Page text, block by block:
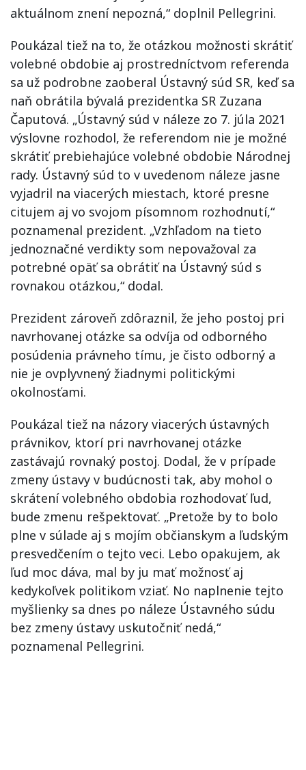
aktuálnom znení nepozná,“ doplnil Pellegrini.
Poukázal tiež na to, že otázkou možnosti skrátiť
volebné obdobie aj prostredníctvom referenda
sa už podrobne zaoberal Ústavný súd SR, keď sa
naň obrátila bývalá prezidentka SR Zuzana
Čaputová. „Ústavný súd v náleze zo 7. júla 2021
výslovne rozhodol, že referendom nie je možné
skrátiť prebiehajúce volebné obdobie Národnej
rady. Ústavný súd to v uvedenom náleze jasne
vyjadril na viacerých miestach, ktoré presne
citujem aj vo svojom písomnom rozhodnutí,“
poznamenal prezident. „Vzhľadom na tieto
jednoznačné verdikty som nepovažoval za
potrebné opäť sa obrátiť na Ústavný súd s
rovnakou otázkou,“ dodal.
Prezident zároveň zdôraznil, že jeho postoj pri
navrhovanej otázke sa odvíja od odborného
posúdenia právneho tímu, je čisto odborný a
nie je ovplyvnený žiadnymi politickými
okolnosťami.
Poukázal tiež na názory viacerých ústavných
právnikov, ktorí pri navrhovanej otázke
zastávajú rovnaký postoj. Dodal, že v prípade
zmeny ústavy v budúcnosti tak, aby mohol o
skrátení volebného obdobia rozhodovať ľud,
bude zmenu rešpektovať. „Pretože by to bolo
plne v súlade aj s mojím občianskym a ľudským
presvedčením o tejto veci. Lebo opakujem, ak
ľud moc dáva, mal by ju mať možnosť aj
kedykoľvek politikom vziať. No naplnenie tejto
myšlienky sa dnes po náleze Ústavného súdu
bez zmeny ústavy uskutočniť nedá,“
poznamenal Pellegrini.